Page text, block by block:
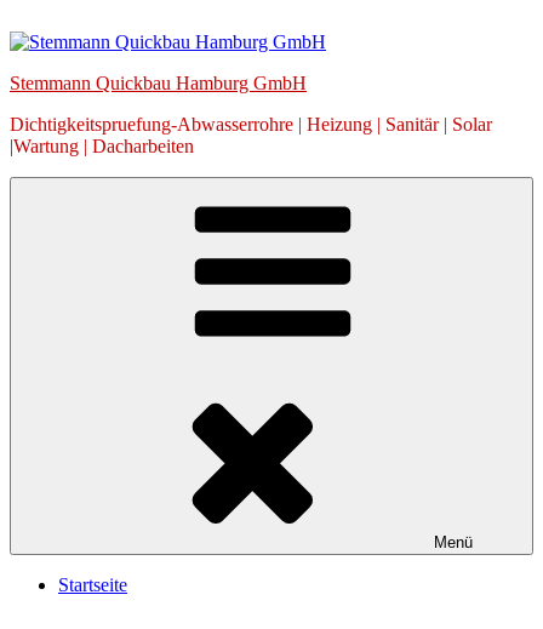
Inhalt
Stemmann Quickbau Hamburg GmbH
Dichtigkeitspruefung-Abwasserrohre | Heizung | Sanitär | Solar
|Wartung | Dacharbeiten
Menü
Startseite